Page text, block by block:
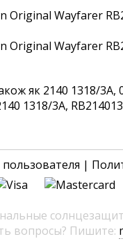
як 2140 1318/3A,
1318/3A,
|
вопросы? Пишите: